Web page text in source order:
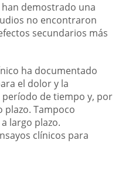
demostrado una
no encontraron
secundarios más
ha documentado
el dolor y la
de tiempo y, por
Tampoco
largo plazo.
clínicos para